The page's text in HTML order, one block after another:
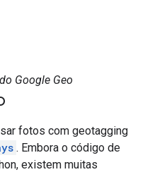
Google Geo
fotos com geotagging
. Embora o código de
existem muitas